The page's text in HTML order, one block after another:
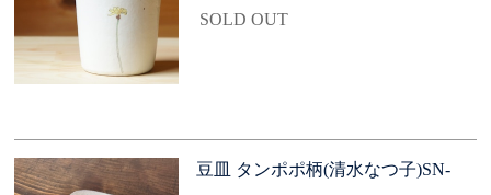
SOLD OUT
豆皿 タンポポ柄(清水なつ子)SN-